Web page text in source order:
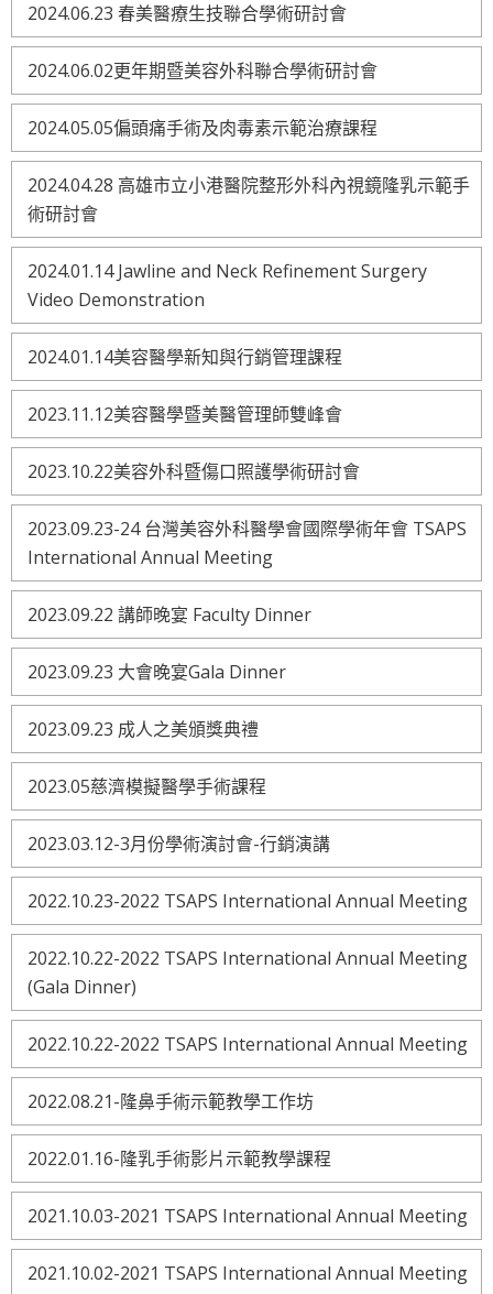
2024.06.23 春美醫療生技聯合學術研討會
2024.06.02更年期暨美容外科聯合學術研討會
2024.05.05偏頭痛手術及肉毒素示範治療課程
2024.04.28 高雄市立小港醫院整形外科內視鏡隆乳示範手
術研討會
2024.01.14 Jawline and Neck Refinement Surgery
Video Demonstration
2024.01.14美容醫學新知與行銷管理課程
2023.11.12美容醫學暨美醫管理師雙峰會
2023.10.22美容外科暨傷口照護學術研討會
2023.09.23-24 台灣美容外科醫學會國際學術年會 TSAPS
International Annual Meeting
2023.09.22 講師晚宴 Faculty Dinner
2023.09.23 大會晚宴Gala Dinner
2023.09.23 成人之美頒獎典禮
2023.05慈濟模擬醫學手術課程
2023.03.12-3月份學術演討會-行銷演講
2022.10.23-2022 TSAPS International Annual Meeting
2022.10.22-2022 TSAPS International Annual Meeting
(Gala Dinner)
2022.10.22-2022 TSAPS International Annual Meeting
2022.08.21-隆鼻手術示範教學工作坊
2022.01.16-隆乳手術影片示範教學課程
2021.10.03-2021 TSAPS International Annual Meeting
2021.10.02-2021 TSAPS International Annual Meeting